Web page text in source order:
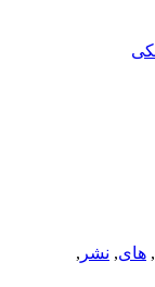
, های, نشر ,